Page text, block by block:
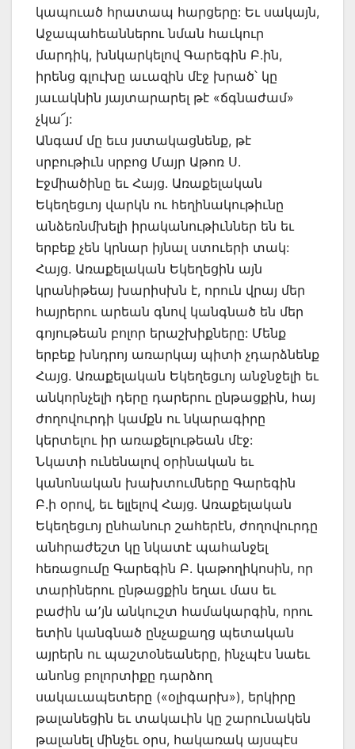
կապուած հրատապ հարցերը: Եւ սակայն,
Աջապահեաններու նման հաւկուր
մարդիկ, խնկարկելով Գարեգին Բ.ին,
իրենց գլուխը աւազին մէջ խրած՝ կը
յաւակնին յայտարարել թէ «ճգնաժամ»
չկա՜յ:
Անգամ մը եւս յստակացնենք, թէ
սրբութիւն սրբոց Մայր Աթոռ Ս.
Էջմիածինը եւ Հայց. Առաքելական
Եկեղեցւոյ վարկն ու հեղինակութիւնը
անձեռնմխելի իրականութիւններ են եւ
երբեք չեն կրնար իյնալ ստուերի տակ:
Հայց. Առաքելական Եկեղեցին այն
կրանիթեայ խարիսխն է, որուն վրայ մեր
հայրերու արեան գնով կանգնած են մեր
գոյութեան բոլոր երաշխիքները: Մենք
երբեք խնդրոյ առարկայ պիտի չդարձնենք
Հայց. Առաքելական Եկեղեցւոյ անջնջելի եւ
անկորնչելի դերը դարերու ընթացքին, հայ
ժողովուրդի կամքն ու նկարագիրը
կերտելու իր առաքելութեան մէջ:
Նկատի ունենալով օրինական եւ
կանոնական խախտումները Գարեգին
Բ.ի օրով, եւ ելլելով Հայց. Առաքելական
Եկեղեցւոյ ընհանուր շահերէն, ժողովուրդը
անհրաժեշտ կը նկատէ պահանջել
հեռացումը Գարեգին Բ. կաթողիկոսին, որ
տարիներու ընթացքին եղաւ մաս եւ
բաժին ա՚յն անկուշտ համակարգին, որու
ետին կանգնած ընչաքաղց պետական
այրերն ու պաշտօնեաները, ինչպէս նաեւ
անոնց բոլորտիքը դարձող
սակաւապետերը («օլիգարխ»), երկիրը
թալանեցին եւ տակաւին կը շարունակեն
թալանել մինչեւ օրս, հակառակ այսպէս